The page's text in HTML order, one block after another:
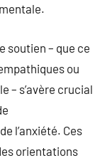
soutien – que ce
ou
– s’avère crucial
l’anxiété. Ces
orientations